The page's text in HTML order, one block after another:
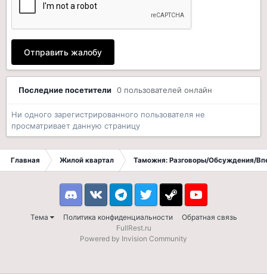
Отправить жалобу
Последние посетители 0 пользователей онлайн
Ни одного зарегистрированного пользователя не
просматривает данную страницу
Главная Жилой квартал Таможня: Разговоры/Обсуждения/
Тема Политика конфиденциальности Обратная связь
DiscordVK TelegramTwitter Steam Youtube
FullRest.ru
Powered by Invision Community